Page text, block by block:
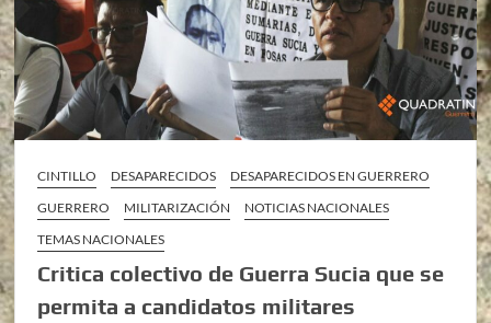
CINTILLO DESAPARECIDOS
DESAPARECIDOS EN GUERRERO
GUERRERO
MILITARIZACIÓN
NOTICIAS NACIONALES
TEMAS NACIONALES
Critica colectivo de Guerra Sucia que se
permita a candidatos militares